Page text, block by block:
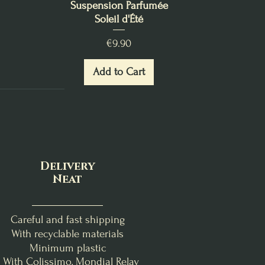
Suspension Parfumée
Soleil d'Été
Price
€9.90
Add to Cart
Delivery
Neat
Careful and fast shipping
With recyclable materials
Minimum plastic
With Colissimo, Mondial Relay